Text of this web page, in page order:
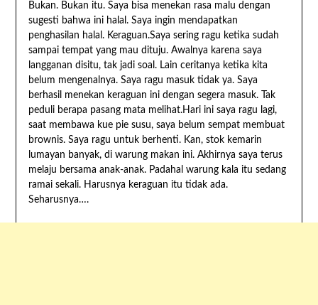
Bukan. Bukan itu. Saya bisa menekan rasa malu dengan
sugesti bahwa ini halal. Saya ingin mendapatkan
penghasilan halal. Keraguan.Saya sering ragu ketika sudah
sampai tempat yang mau dituju. Awalnya karena saya
langganan disitu, tak jadi soal. Lain ceritanya ketika kita
belum mengenalnya. Saya ragu masuk tidak ya. Saya
berhasil menekan keraguan ini dengan segera masuk. Tak
peduli berapa pasang mata melihat.Hari ini saya ragu lagi,
saat membawa kue pie susu, saya belum sempat membuat
brownis. Saya ragu untuk berhenti. Kan, stok kemarin
lumayan banyak, di warung makan ini. Akhirnya saya terus
melaju bersama anak-anak. Padahal warung kala itu sedang
ramai sekali. Harusnya keraguan itu tidak ada.
Seharusnya….